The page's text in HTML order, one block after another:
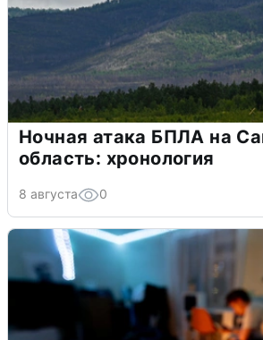
Ночная атака БПЛА на
область: хронология
8 августа 0